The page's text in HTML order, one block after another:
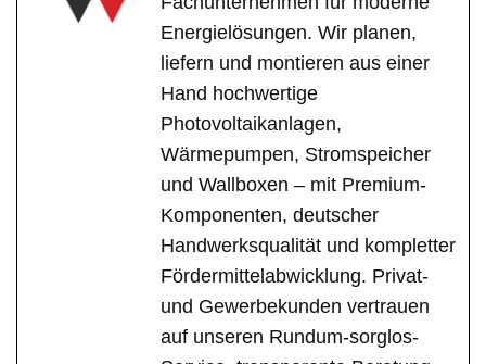
Energielösungen. Wir planen,
liefern und montieren aus einer
Hand hochwertige
Photovoltaikanlagen,
Wärmepumpen, Stromspeicher
und Wallboxen – mit Premium-
Komponenten, deutscher
Handwerksqualität und kompletter
Fördermittelabwicklung. Privat-
und Gewerbekunden vertrauen
auf unseren Rundum-sorglos-